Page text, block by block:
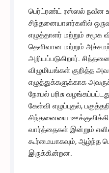
பெர்ட்ரண்ட் ரஸ்ஸல் நவீன
சிந்தனையாளர்களில்
எழுத்தாளர் மற்றும் சமூக
தெளிவான மற்றும்
அறியப்படுகிறார்.
விழுமியங்கள் குறித்த
எழுத்துக்களுக்காக
நோபல் பரிசு
கேள்வி எழுப்புதல்,
சிந்தனையை
வார்த்தைகள் இன்றும்
கூர்மையாகவும், ஆழ்ந்த
இருக்கின்றன.